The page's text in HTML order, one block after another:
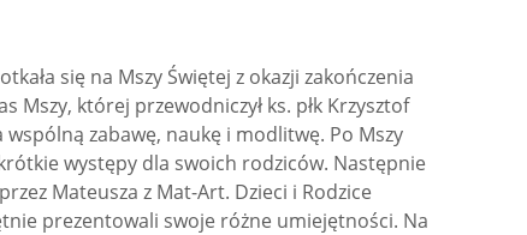
się na Mszy Świętej z okazji zakończenia
Mszy, której przewodniczył ks. płk Krzysztof
zabawę, naukę i modlitwę. Po Mszy
występy dla swoich rodziców. Następnie
Mateusza z Mat-Art. Dzieci i Rodzice
prezentowali swoje różne umiejętności. Na